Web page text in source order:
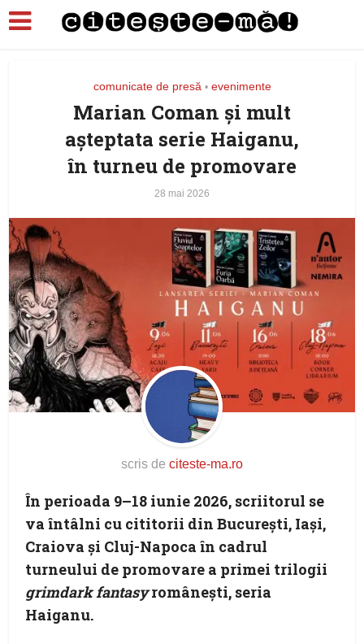
comunicate de presă • evenimente
Marian Coman și mult
așteptata serie Haiganu,
în turneu de promovare
28 mai 2026
scris de citeste-ma.ro
În perioada 9–18 iunie 2026, scriitorul se
va întâlni cu cititorii din București, Iași,
Craiova și Cluj-Napoca în cadrul
turneului de promovare a primei trilogii
grimdark fantasyromânești, seria
Haiganu.